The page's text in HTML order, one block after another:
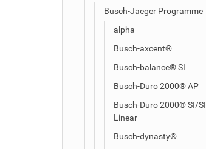
Busch-Jaeger Programme
alpha
Busch-axcent®
Busch-balance® SI
Busch-Duro 2000® AP
Busch-Duro 2000® SI/SI
Linear
Busch-dynasty®